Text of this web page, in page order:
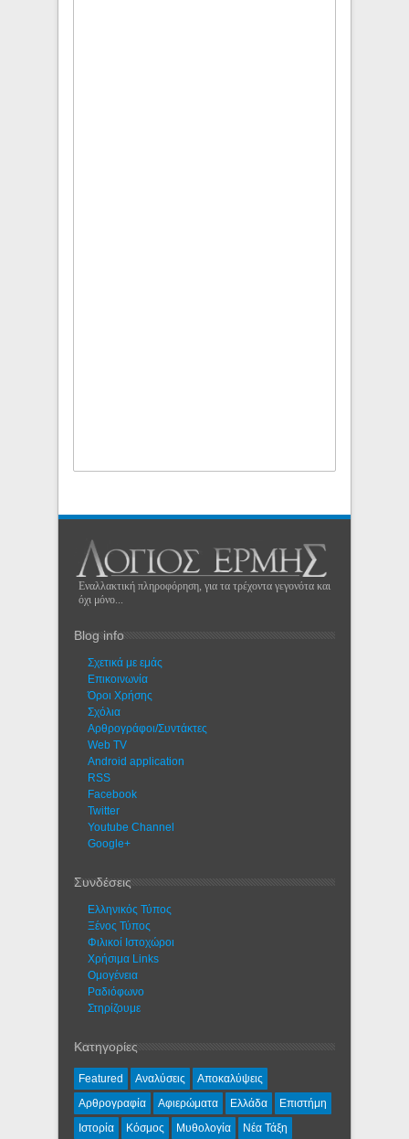
Εναλλακτική πληροφόρηση, για τα τρέχοντα γεγονότα και
όχι μόνο...
Blog info
Σχετικά με εμάς
Eπικοινωνία
Όροι Χρήσης
Σχόλια
Αρθρογράφοι/Συντάκτες
Web TV
Android application
RSS
Facebook
Twitter
Youtube Channel
Google+
Συνδέσεις
Ελληνικός Τύπος
Ξένος Τύπος
Φιλικοί Ιστοχώροι
Χρήσιμα Links
Ομογένεια
Ραδιόφωνο
Στηρίζουμε
Κατηγορίες
Featured Αναλύσεις
Αποκαλύψεις
Αρθρογραφία
Αφιερώματα Ελλάδα
Επιστήμη
Ιστορία
Κόσμος Μυθολογία Νέα Τάξη